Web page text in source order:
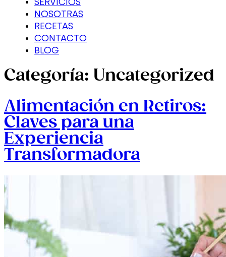
NOSOTRAS
RECETAS
CONTACTO
BLOG
Categoría: Uncategorized
Alimentación en Retiros:
Claves para una
Experiencia
Transformadora